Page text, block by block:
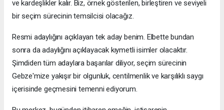
ve kardeşlikler kalır. Biz, örnek gösterilen, birleştiren ve seviyeli
bir seçim sürecinin temsilcisi olacağız.
Resmi adaylığını açıklayan tek aday benim. Elbette bundan
sonra da adaylığını açıklayacak kıymetli isimler olacaktır.
Şimdiden tüm adaylara başarılar diliyor, seçim sürecinin
Gebze'mize yakışır bir olgunluk, centilmenlik ve karşılıklı saygı
içerisinde geçmesini temenni ediyorum.